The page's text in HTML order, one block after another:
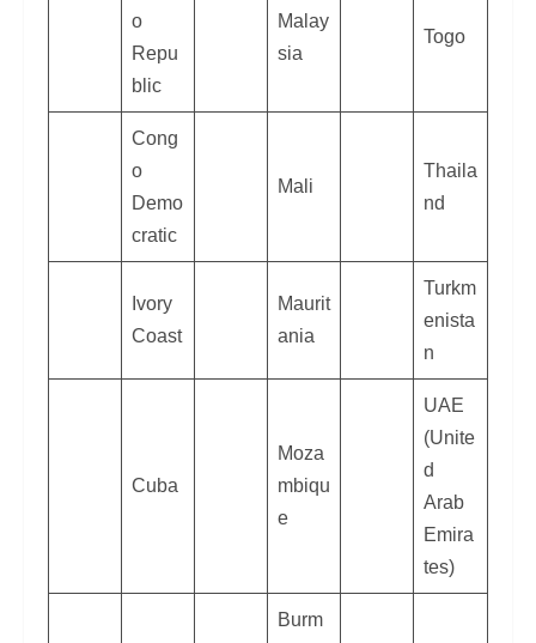
o
Repu
blic
Malay
sia
Togo
Cong
o
Demo
cratic
Mali
Thaila
nd
Ivory
Coast
Maurit
ania
Turkm
enista
n
Cuba
Moza
mbiqu
e
UAE
(Unite
d
Arab
Emira
tes)
Burm